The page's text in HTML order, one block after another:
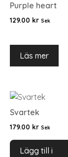
Purple heart
129.00 kr Sek
Läs mer
Svartek
179.00 kr Sek
Lägg till i